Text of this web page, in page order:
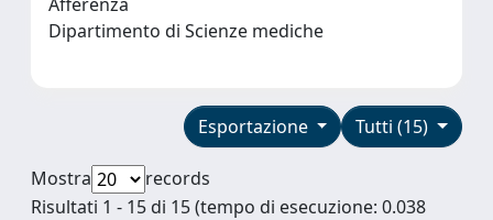
Dipartimento di Scienze mediche
Tutti (15)
Esportazione
Mostra
records
Risultati 1 - 15 di 15 (tempo di esecuzione: 0.038